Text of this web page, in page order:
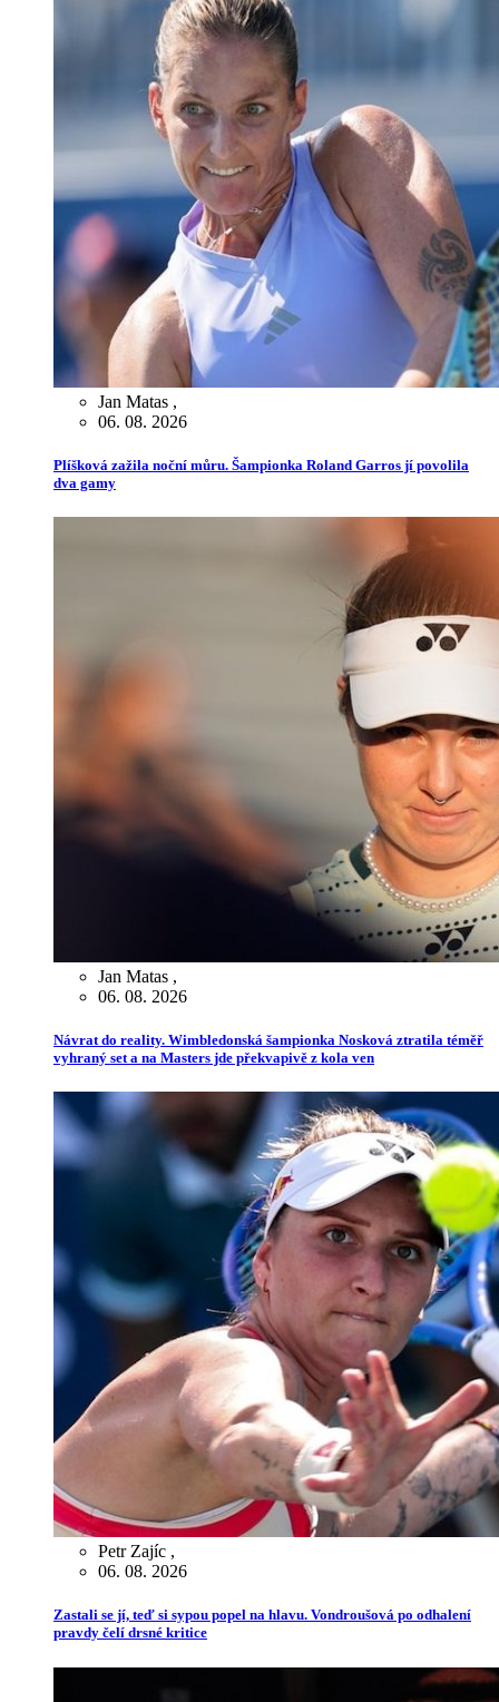
Jan Matas ,
06. 08. 2026
Plíšková zažila noční můru. Šampionka Roland Garros jí povolila
dva gamy
Jan Matas ,
06. 08. 2026
Návrat do reality. Wimbledonská šampionka Nosková ztratila téměř
vyhraný set a na Masters jde překvapivě z kola ven
Petr Zajíc ,
06. 08. 2026
Zastali se jí, teď si sypou popel na hlavu. Vondroušová po odhalení
pravdy čelí drsné kritice